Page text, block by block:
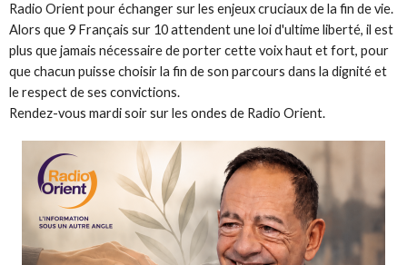
Radio Orient pour échanger sur les enjeux cruciaux de la fin de vie.
Alors que 9 Français sur 10 attendent une loi d'ultime liberté, il est
plus que jamais nécessaire de porter cette voix haut et fort, pour
que chacun puisse choisir la fin de son parcours dans la dignité et
le respect de ses convictions.
Rendez-vous mardi soir sur les ondes de Radio Orient.